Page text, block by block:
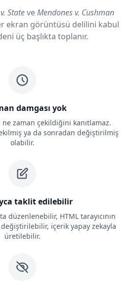
StateveMendones v. Cushman
ekran görüntüsü delilini kabul
üç başlıkta toplanır.
damgası yok
zaman çekildiğini kanıtlamaz.
ya da sonradan değiştirilmiş
olabilir.
taklit edilebilir
düzenlenebilir, HTML tarayıcının
içerik yapay zekayla
üretilebilir.